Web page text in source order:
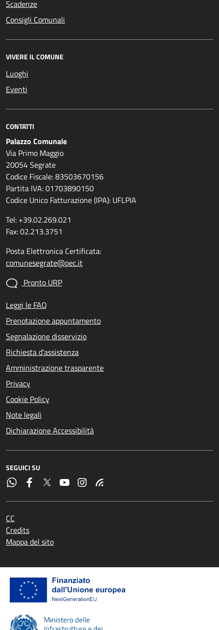
Scadenze
Consigli Comunali
VIVERE IL COMUNE
Luoghi
Eventi
CONTATTI
Palazzo Comunale
Via Primo Maggio
20054 Segrate
Codice Fiscale: 83503670156
Partita IVA: 01703890150
Codice Unico Fatturazione (IPA): UFLPIA
Tel: +39.02.269.021
Fax: 02.213.3751
Posta Elettronica Certificata:
comunesegrate@pec.it
Pronto URP
Leggi le FAQ
Prenotazione appuntamento
Segnalazione disservizio
Richiesta d'assistenza
Amministrazione trasparente
Privacy
Cookie Policy
Note legali
Dichiarazione Accessibilità
SEGUICI SU
CC
Credits
Mappa del sito